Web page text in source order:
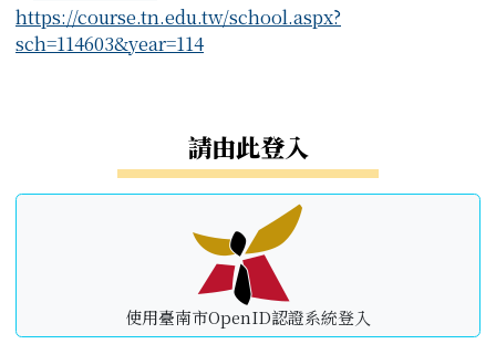
請由此登入
使用臺南市OpenID認證系統登入